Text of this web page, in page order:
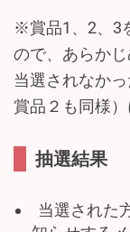
※賞品1、2、3
ので、あらか
当選されなか
賞品２も同様）
抽選結果
当選された